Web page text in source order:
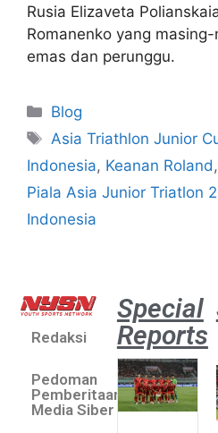
Rusia Elizaveta
Romanenko yang
emas dan perunggu.
Blog
Asia Triathlon Junior
Indonesia, Keanan Roland,
Piala Asia Junior Triatlon
Indonesia
Redaksi
Pedoman
Pemberitaan
Media Siber
Special
Reports